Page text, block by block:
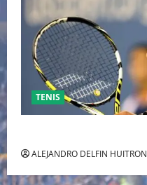
TENIS
ALEJANDRO DELFIN HUITRON